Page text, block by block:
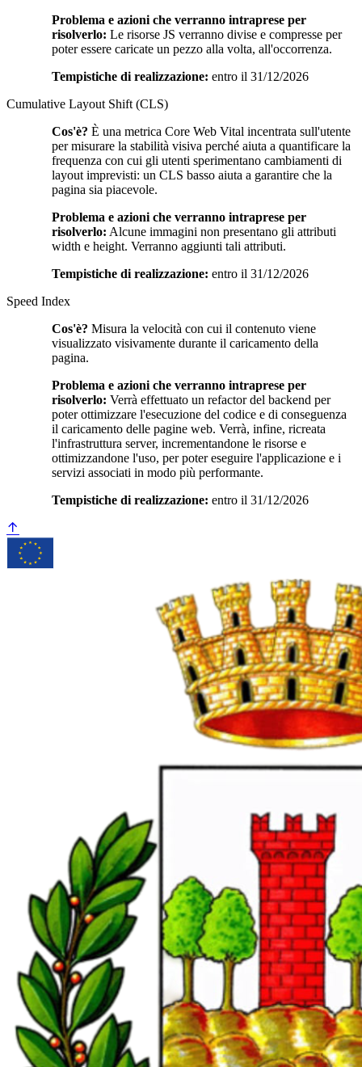
Problema e azioni che verranno intraprese per
risolverlo: Le risorse JS verranno divise e compresse per
poter essere caricate un pezzo alla volta, all'occorrenza.
Tempistiche di realizzazione: entro il 31/12/2026
Cumulative Layout Shift (CLS)
Cos'è? È una metrica Core Web Vital incentrata sull'utente
per misurare la stabilità visiva perché aiuta a quantificare la
frequenza con cui gli utenti sperimentano cambiamenti di
layout imprevisti: un CLS basso aiuta a garantire che la
pagina sia piacevole.
Problema e azioni che verranno intraprese per
risolverlo: Alcune immagini non presentano gli attributi
width e height. Verranno aggiunti tali attributi.
Tempistiche di realizzazione: entro il 31/12/2026
Speed Index
Cos'è? Misura la velocità con cui il contenuto viene
visualizzato visivamente durante il caricamento della
pagina.
Problema e azioni che verranno intraprese per
risolverlo: Verrà effettuato un refactor del backend per
poter ottimizzare l'esecuzione del codice e di conseguenza
il caricamento delle pagine web. Verrà, infine, ricreata
l'infrastruttura server, incrementandone le risorse e
ottimizzandone l'uso, per poter eseguire l'applicazione e i
servizi associati in modo più performante.
Tempistiche di realizzazione: entro il 31/12/2026